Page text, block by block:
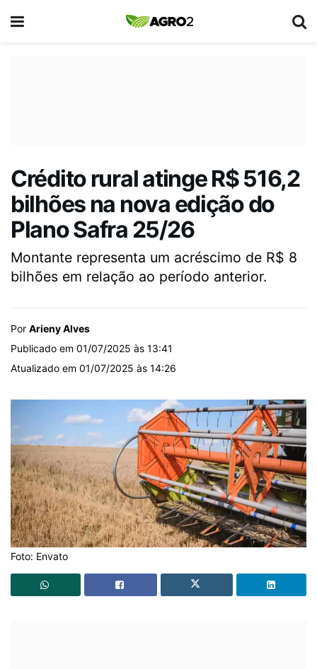
Crédito rural atinge R$ 516,2
bilhões na nova edição do
Plano Safra 25/26
Montante representa um acréscimo de R$ 8
bilhões em relação ao período anterior.
Por Arieny Alves
Publicado em 01/07/2025 às 13:41
Atualizado em 01/07/2025 às 14:26
Foto: Envato